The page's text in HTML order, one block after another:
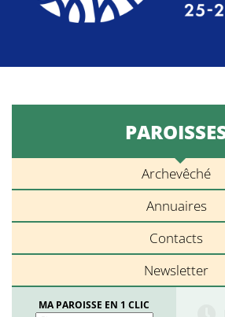
Archevêché
Annuaires
Contacts
Newsletter
MA PAROISSE EN 1 CLIC